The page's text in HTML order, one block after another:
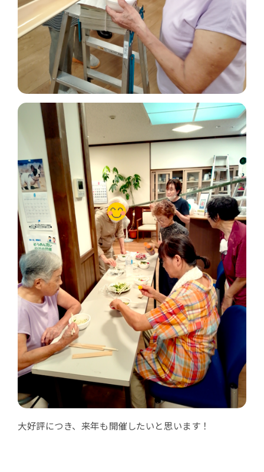
大好評につき、来年も開催したいと思います！